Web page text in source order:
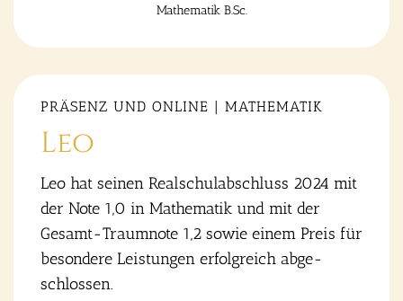
Mathe­ma­tik B.Sc.
PRÄ­SENZ UND ONLINE | MATHE­MA­TIK
Leo
Leo hat sei­nen Real­schul­ab­schluss 2024 mit
der Note 1,0 in Mathe­ma­tik und mit der
Gesamt-Traum­no­te 1,2 sowie einem Preis für
beson­de­re Leis­tun­gen erfolg­reich abge­
schlos­sen.